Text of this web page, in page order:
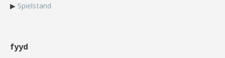
▶ Spielstand
fyyd